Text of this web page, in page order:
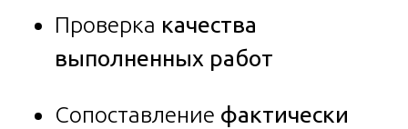
Проверка качества
выполненных работ
Сопоставление фактически